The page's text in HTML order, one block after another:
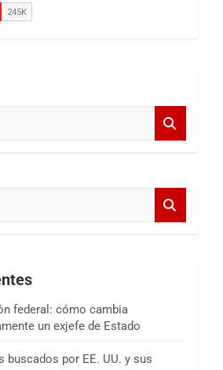
federal: cómo cambia
un exjefe de Estado
buscados por EE. UU. y sus